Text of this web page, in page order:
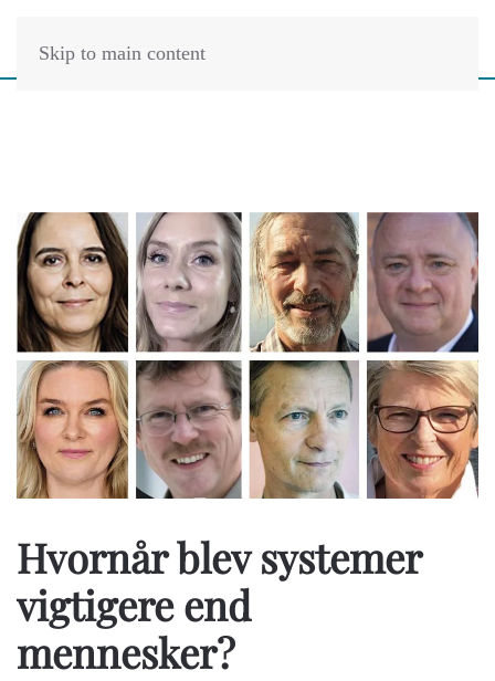
Skip to main content
Hvornår blev systemer
vigtigere end
mennesker?